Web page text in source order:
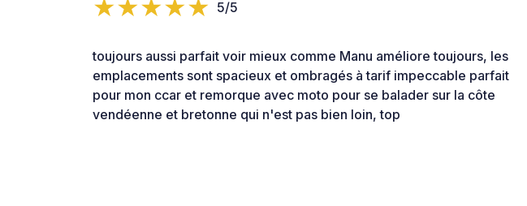
5/5
toujours aussi parfait voir mieux comme Manu améliore toujours, les
emplacements sont spacieux et ombragés à tarif impeccable parfait
pour mon ccar et remorque avec moto pour se balader sur la côte
vendéenne et bretonne qui n'est pas bien loin, top